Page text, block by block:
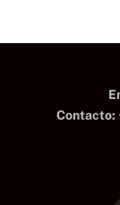
Contacto: